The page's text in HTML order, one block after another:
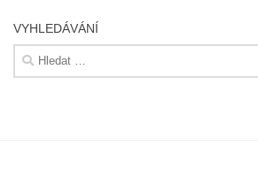
VYHLEDÁVÁNÍ
Vyhledávání